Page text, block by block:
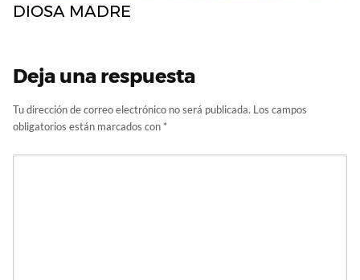
DIOSA MADRE
Deja una respuesta
Tu dirección de correo electrónico no será publicada. Los campos
obligatorios están marcados con *